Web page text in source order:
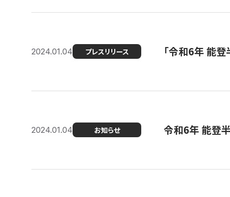
2024.01.04 プレスリリース 「令和6年 能
2024.01.04 お知らせ 令和6年 能登